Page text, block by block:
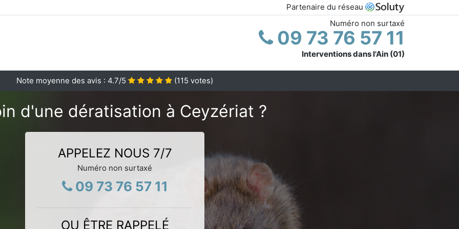
Partenaire du réseau
Numéro non surtaxé
09 73 76 57 11
Interventions dans l'Ain (01)
Note moyenne des avis : 4.7/5 (115 votes)
d'une dératisation à Ceyzériat ?
APPELEZ NOUS 7/7
Numéro non surtaxé
09 73 76 57 11
OU ÊTRE RAPPELÉ